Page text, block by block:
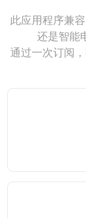
此应用程序兼
还是智能
通过一次订阅